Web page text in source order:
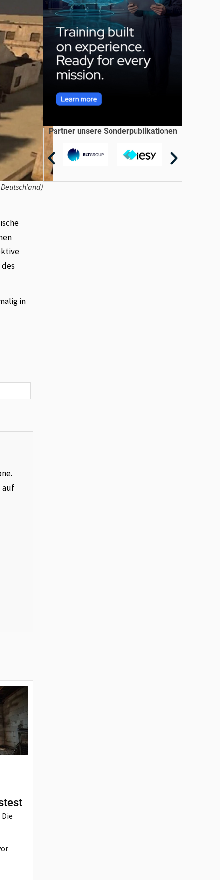
in
auf
Partner unsere Sonderpublikationen